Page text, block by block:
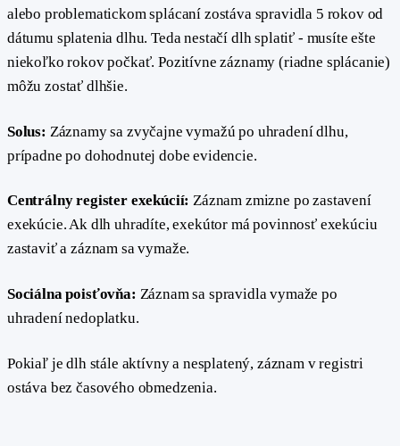
alebo problematickom splácaní zostáva spravidla 5 rokov od
dátumu splatenia dlhu. Teda nestačí dlh splatiť - musíte ešte
niekoľko rokov počkať. Pozitívne záznamy (riadne splácanie)
môžu zostať dlhšie.
Solus: Záznamy sa zvyčajne vymažú po uhradení dlhu,
prípadne po dohodnutej dobe evidencie.
Centrálny register exekúcií: Záznam zmizne po zastavení
exekúcie. Ak dlh uhradíte, exekútor má povinnosť exekúciu
zastaviť a záznam sa vymaže.
Sociálna poisťovňa: Záznam sa spravidla vymaže po
uhradení nedoplatku.
Pokiaľ je dlh stále aktívny a nesplatený, záznam v registri
ostáva bez časového obmedzenia.